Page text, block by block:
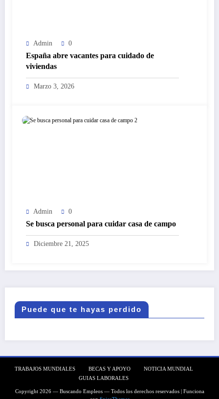
Admin 0
España abre vacantes para cuidado de
viviendas
Marzo 3, 2026
Admin 0
Se busca personal para cuidar casa de campo
Diciembre 21, 2025
Puede que te hayas perdido
TRABAJOS MUNDIALES BECAS Y APOYO
NOTICIA MUNDIAL
GUIAS LABORALES
Copyright 2026 — Buscando Empleos — Todos los derechos reservados | Funciona